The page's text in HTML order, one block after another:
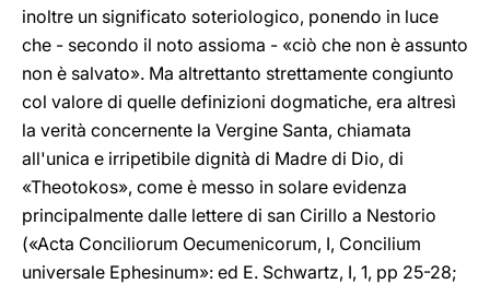
inoltre un significato soteriologico, ponendo in luce
che - secondo il noto assioma - «ciò che non è assunto
non è salvato». Ma altrettanto strettamente congiunto
col valore di quelle definizioni dogmatiche, era altresì
la verità concernente la Vergine Santa, chiamata
all'unica e irripetibile dignità di Madre di Dio, di
«Theotokos», come è messo in solare evidenza
principalmente dalle lettere di san Cirillo a Nestorio
(«Acta Conciliorum Oecumenicorum, I, Concilium
universale Ephesinum»: ed E. Schwartz, I, 1, pp 25-28;